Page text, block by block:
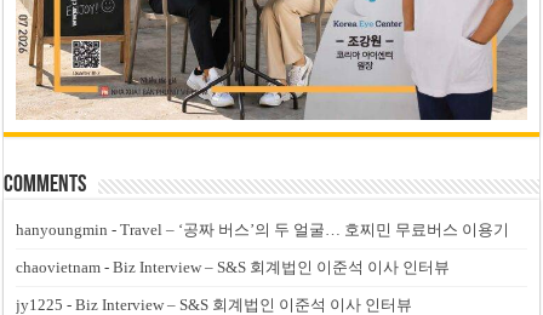
Comments
hanyoungmin -Travel – ‘공짜 버스’의 두 얼굴… 호찌민 무료버스 이용기
chaovietnam -Biz Interview – S&S 회계법인 이준석 이사 인터뷰
jy1225 -Biz Interview – S&S 회계법인 이준석 이사 인터뷰